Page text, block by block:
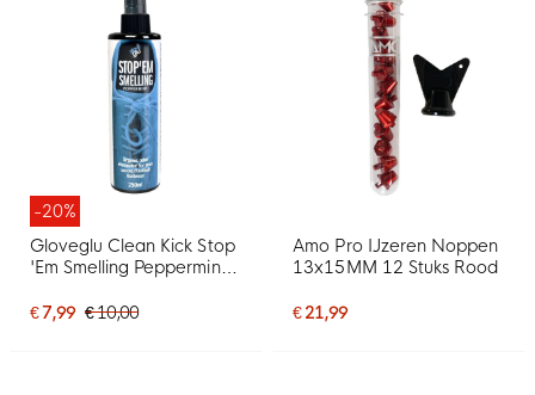
-20%
Gloveglu Clean Kick Stop
'Em Smelling Peppermint
€ 7,99 € 10,00
Amo Pro IJzeren Noppen
13x15MM 12 Stuks Rood
€ 21,99